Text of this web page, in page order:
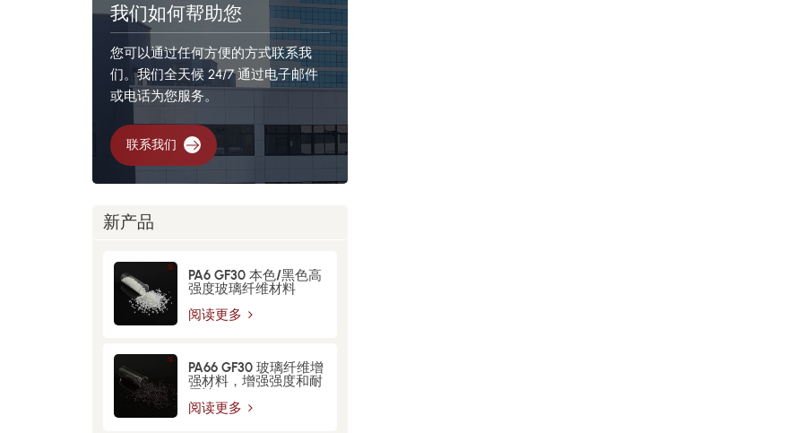
我们如何帮助您
您可以通过任何方便的方式联系我
们。我们全天候 24/7 通过电子邮件
或电话为您服务。
联系我们
新产品
PA6 GF30 本色/黑色高
强度玻璃纤维材料
阅读更多
PA66 GF30 玻璃纤维增​​
强材料，增强强度和耐
用性
阅读更多